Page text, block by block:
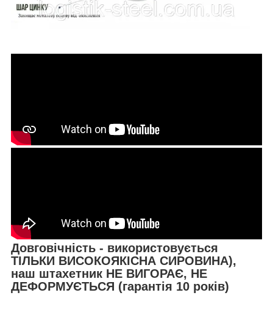
Довговічність - використовується
ТІЛЬКИ ВИСОКОЯКІСНА СИРОВИНА),
наш штахетник НЕ ВИГОРАЄ, НЕ
ДЕФОРМУЄТЬСЯ (гарантія 10 років)